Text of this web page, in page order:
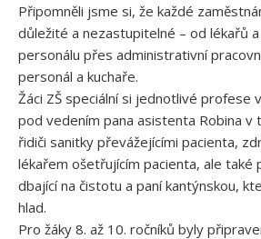
Připomněli jsme si, že každé
důležité a nezastupitelné – od lékařů
personálu přes administrativní
personál a kuchaře.
Žáci ZŠ speciální si jednotlivé profese
pod vedením pana asistenta Robina v
řidiči sanitky převážejícími pacienta,
lékařem ošetřujícím pacienta, ale také
dbající na čistotu a paní kantýnskou,
hlad.
Pro žáky 8. až 10. ročníků byly